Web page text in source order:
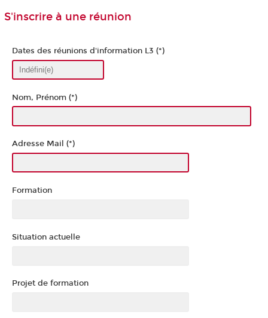
S'inscrire à une réunion
Dates des réunions d'information L3 (*)
Nom, Prénom (*)
Adresse Mail (*)
Formation
Situation actuelle
Projet de formation